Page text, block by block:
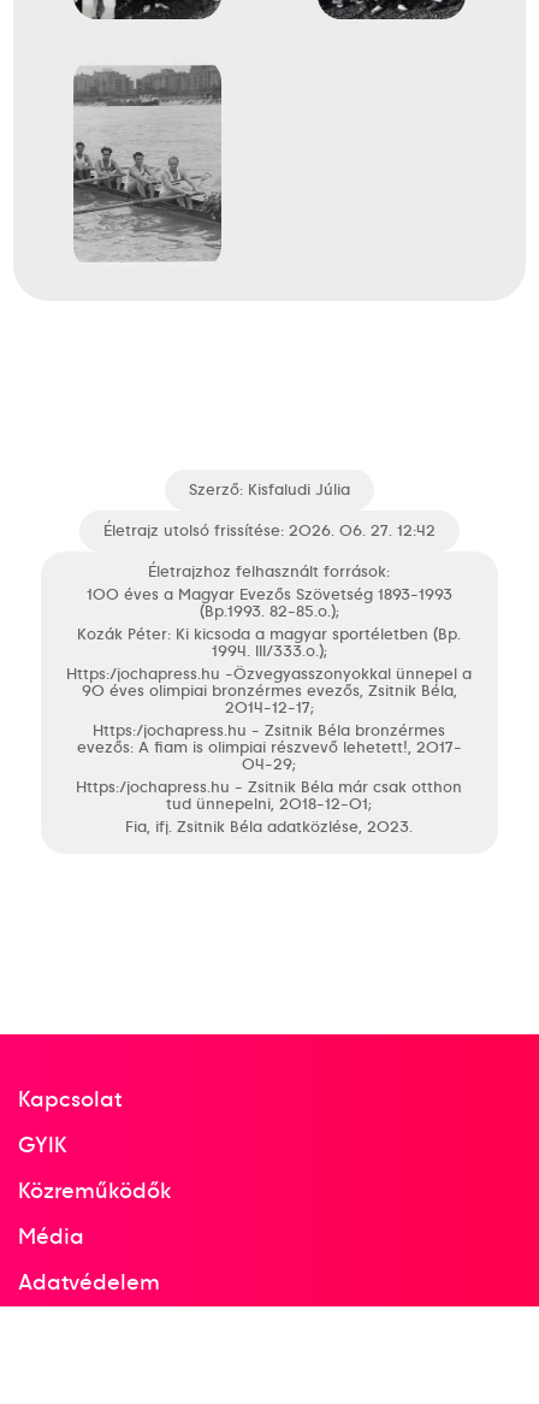
Szerző: Kisfaludi Júlia
Életrajz utolsó frissítése: 2026. 06. 27. 12:42
Életrajzhoz felhasznált források:
100 éves a Magyar Evezős Szövetség 1893-1993
(Bp.1993. 82-85.o.);
Kozák Péter: Ki kicsoda a magyar sportéletben (Bp.
1994. III/333.o.);
https:/jochapress.hu -Özvegyasszonyokkal ünnepel a
90 éves olimpiai bronzérmes evezős, Zsitnik Béla,
2014-12-17;
https:/jochapress.hu - Zsitnik Béla bronzérmes
evezős: A fiam is olimpiai részvevő lehetett!, 2017-
04-29;
https:/jochapress.hu - Zsitnik Béla már csak otthon
tud ünnepelni, 2018-12-01;
Fia, ifj. Zsitnik Béla adatközlése, 2023.
Kapcsolat
GYIK
Közreműködők
Média
Adatvédelem